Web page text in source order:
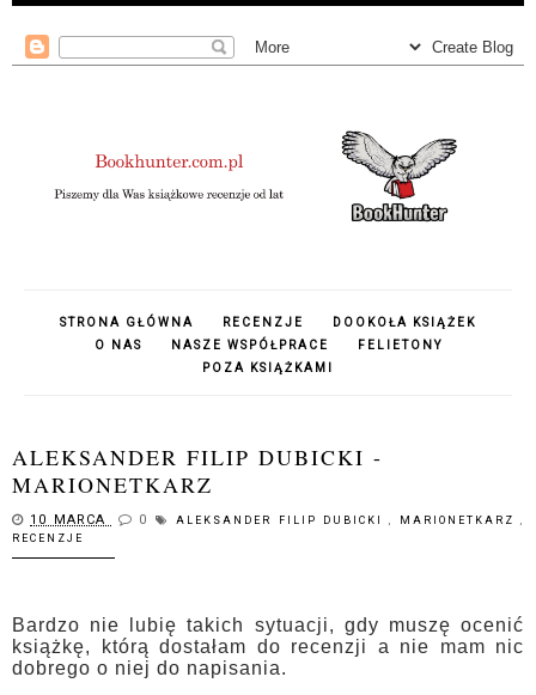
STRONA GŁÓWNA RECENZJE
DOOKOŁA KSIĄŻEK
O NAS
NASZE WSPÓŁPRACE
FELIETONY
POZA KSIĄŻKAMI
ALEKSANDER FILIP DUBICKI -
MARIONETKARZ
10 MARCA 0 ALEKSANDER FILIP DUBICKI, MARIONETKARZ,
RECENZJE
Bardzo nie lubię takich sytuacji, gdy muszę ocenić
książkę, którą dostałam do recenzji a nie mam nic
dobrego o niej do napisania.